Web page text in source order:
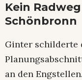
Kein
Schönbronn
Ginter schilderte
an den